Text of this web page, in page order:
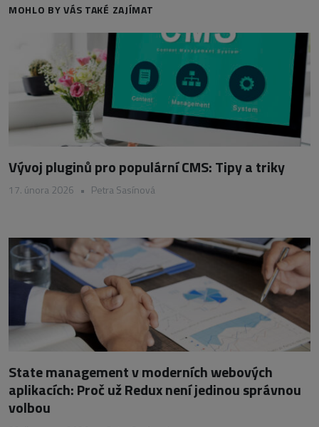
MOHLO BY VÁS TAKÉ ZAJÍMAT
Vývoj pluginů pro populární CMS: Tipy a triky
17. února 2026 • Petra Sasínová
State management v moderních webových
aplikacích: Proč už Redux není jedinou správnou
volbou